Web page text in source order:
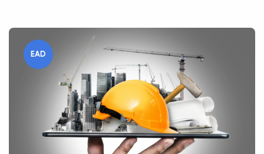
EAD